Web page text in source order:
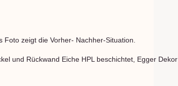
zeigt die Vorher- Nachher-Situation.
und Rückwand Eiche HPL beschichtet, Egger Dekor